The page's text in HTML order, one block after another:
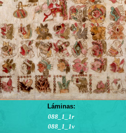
Láminas:
088_1_1r
088_1_1v